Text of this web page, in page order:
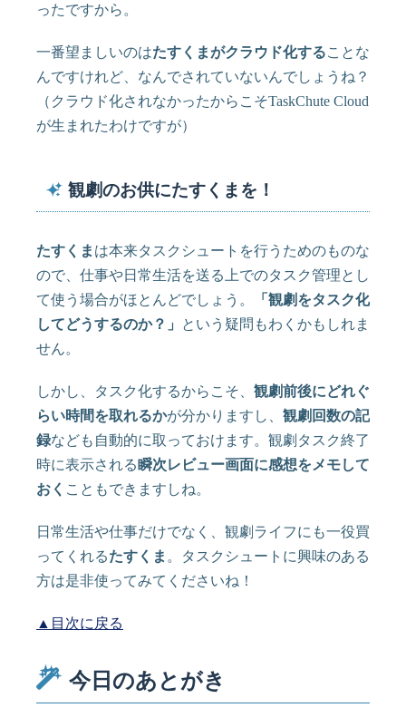
ったですから。
一番望ましいのはたすくまがクラウド化することな
んですけれど、なんでされていないんでしょうね？
（クラウド化されなかったからこそTaskChute Cloud
が生まれたわけですが）
観劇のお供にたすくまを！
たすくま は本来タスクシュートを行うためのものな
ので、仕事や日常生活を送る上でのタスク管理とし
て使う場合がほとんどでしょう。
「観劇をタスク化
してどうするのか？」
という疑問もわくかもしれま
せん。
しかし、タスク化するからこそ、 観劇前後にどれぐ
らい時間を取れるかが分かりますし、 観劇回数の記
録なども自動的に取っておけます。観劇タスク終了
時に表示される瞬次レビュー画面に感想をメモして
おく こともできますしね。
日常生活や仕事だけでなく、観劇ライフにも一役買
ってくれるたすくま 。タスクシュートに興味のある
方は是非使ってみてくださいね！
▲目次に戻る
今日のあとがき